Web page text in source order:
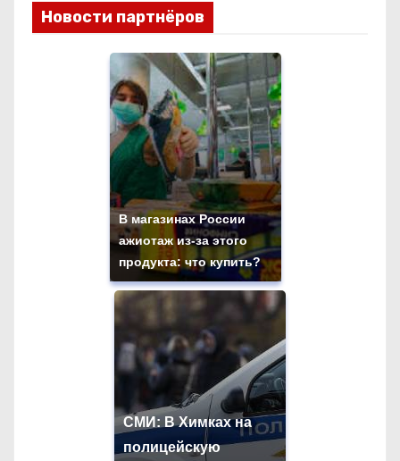
Новости партнёров
В магазинах России
ажиотаж из-за этого
продукта: что купить?
СМИ: В Химках на
полицейскую